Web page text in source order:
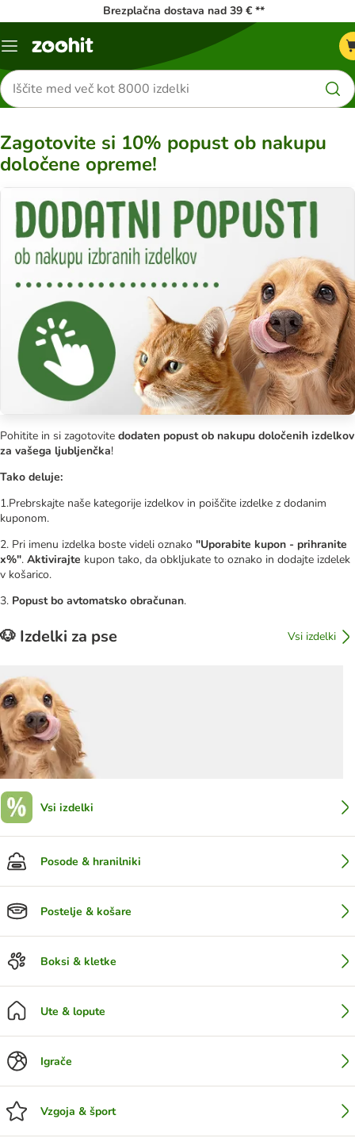
Brezplačna dostava nad 39 € **
Meni
Iskanje
izdelkov
Zagotovite si 10% popust ob nakupu
določene opreme!
Pohitite in si zagotovite dodaten popust ob nakupu določenih izdelkov
za vašega ljubljenčka!
Tako deluje:
1.Prebrskajte naše kategorije izdelkov in poiščite izdelke z dodanim
kuponom.
2. Pri imenu izdelka boste videli oznako "Uporabite kupon - prihranite
x%". Aktivirajte kupon tako, da obkljukate to oznako in dodajte izdelek
v košarico.
3. Popust bo avtomatsko obračunan.
🐶 Izdelki za pse Vsi izdelki
Vsi izdelki
Posode & hranilniki
Postelje & košare
Boksi & kletke
Ute & lopute
Igrače
Vzgoja & šport